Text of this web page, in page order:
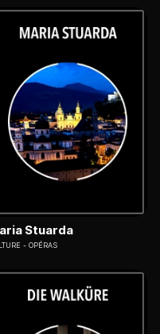
Stuarda
OPÉRAS